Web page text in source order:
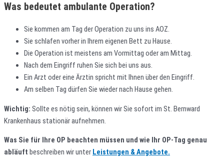
Was bedeutet ambulante Operation?
Sie kommen am Tag der Operation zu uns ins AOZ.
Sie schlafen vorher in Ihrem eigenen Bett zu Hause.
Die Operation ist meistens am Vormittag oder am Mittag.
Nach dem Eingriff ruhen Sie sich bei uns aus.
Ein Arzt oder eine Ärztin spricht mit Ihnen über den Eingriff.
Am selben Tag dürfen Sie wieder nach Hause gehen.
Wichtig: Sollte es nötig sein, können wir Sie sofort im St. Bernward
Krankenhaus stationär aufnehmen.
Was Sie für Ihre OP beachten müssen und wie Ihr OP-Tag genau
abläuft beschreiben wir unter Leistungen & Angebote.